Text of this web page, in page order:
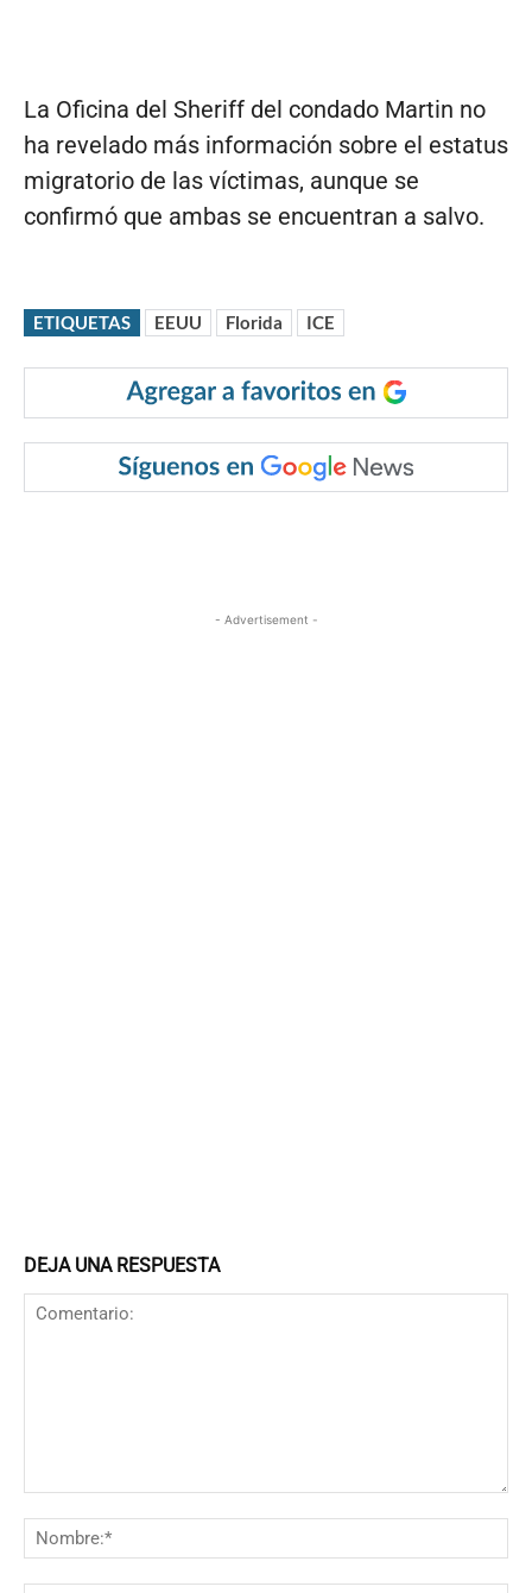
La Oficina del Sheriff del condado Martin no
ha revelado más información sobre el estatus
migratorio de las víctimas, aunque se
confirmó que ambas se encuentran a salvo.
ETIQUETAS EEUU Florida ICE
- Advertisement -
DEJA UNA RESPUESTA